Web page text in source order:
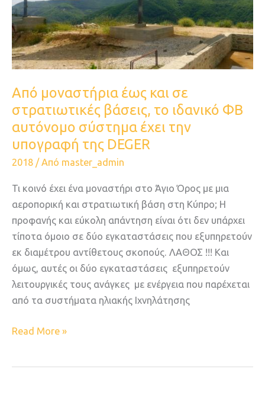
Aπό μοναστήρια έως και σε
στρατιωτικές βάσεις, το ιδανικό ΦΒ
αυτόνομο σύστημα έχει την
υπογραφή της DEGER
2018 / Από master_admin
Τι κοινό έχει ένα μοναστήρι στο Άγιο Όρος με μια
αεροπορική και στρατιωτική βάση στη Κύπρο; Η
προφανής και εύκολη απάντηση είναι ότι δεν υπάρχει
τίποτα όμοιο σε δύο εγκαταστάσεις που εξυπηρετούν
εκ διαμέτρου αντίθετους σκοπούς. ΛΑΘΟΣ !!! Και
όμως, αυτές οι δύο εγκαταστάσεις εξυπηρετούν
λειτουργικές τους ανάγκες με ενέργεια που παρέχεται
από τα συστήματα ηλιακής Ιχνηλάτησης
σε
στρατιωτικές
βάσεις,
το
ιδανικό
αυτόνομο
σύστημα
έχει
την
υπογραφή
Read More »